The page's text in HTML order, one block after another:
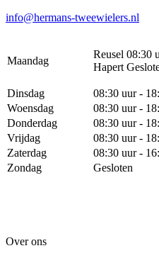
info@hermans-tweewielers.nl
Maandag
Reusel 08:30
Hapert
Dinsdag
08:30 uur -
Woensdag
08:30 uur -
Donderdag
08:30 uur -
Vrijdag
08:30 uur -
Zaterdag
08:30 uur -
Zondag
Gesloten
Over ons